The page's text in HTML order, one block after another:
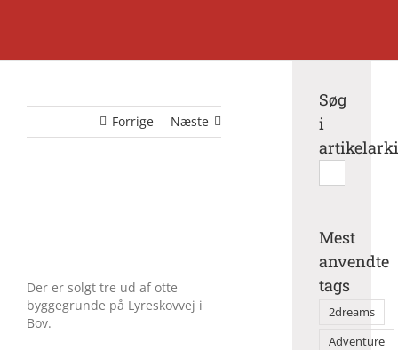
Forrige Næste
Der er solgt tre ud af otte
byggegrunde på Lyreskovvej i
Bov.
Søg
i
efter:
Mest
anvendte
tags
2dreams
Adventure